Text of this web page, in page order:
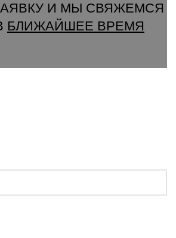
И МЫ СВЯЖЕМСЯ
БЛИЖАЙШЕЕ ВРЕМЯ